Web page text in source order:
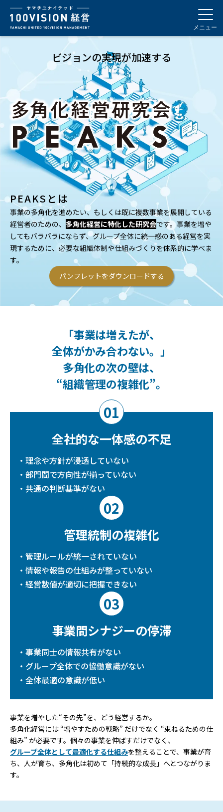
メニュー
ビジョンの実現が加速する
PEAKSとは――
事業の多角化を進めたい、もしくは既に複数事業を展開している
経営者のための、 多角化経営に特化した研究会です。事業を増や
してもバラバラにならず、グループ全体に統一感のある経営を実
現するために、必要な組織体制や仕組みづくりを体系的に学べま
す。
パンフレットをダウンロードする
「事業は増えたが、
全体がかみ合わない。」
――多角化の次の壁は、
“組織管理の複雑化”。
01
全社的な一体感の不足
・理念や方針が浸透していない
・部門間で方向性が揃っていない
・共通の判断基準がない
02
管理統制の複雑化
・管理ルールが統一されていない
・情報や報告の仕組みが整っていない
・経営数値が適切に把握できない
03
事業間シナジーの停滞
・事業同士の情報共有がない
・グループ全体での協働意識がない
・全体最適の意識が低い
事業を増やした“その先”を、どう経営するか。
多角化経営には “増やすための戦略” だけでなく “束ねるための仕
組み” が必要です。個々の事業を伸ばすだけでなく、
グループ全体として最適化する仕組みを整えることで、事業が育
ち、人が育ち、多角化は初めて「持続的な成長」へとつながりま
す。